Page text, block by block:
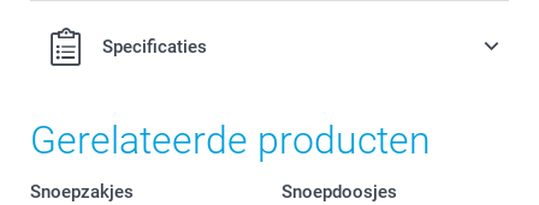
2 kg
Hartjes: frambozensmaak
Hier vind je de voedingsinformatie voor degummy
beertjes & hartjes
Specificaties
Gerelateerde producten
Snoepzakjes
Snoepdoosjes